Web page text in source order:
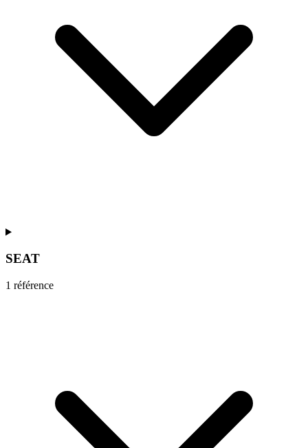
SEAT
1 référence